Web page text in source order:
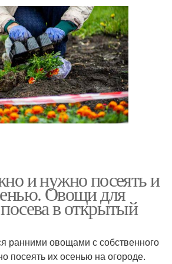
и нужно посеять и
Овощи для
в открытый
ранними овощами с собственного
посеять их осенью на огороде.